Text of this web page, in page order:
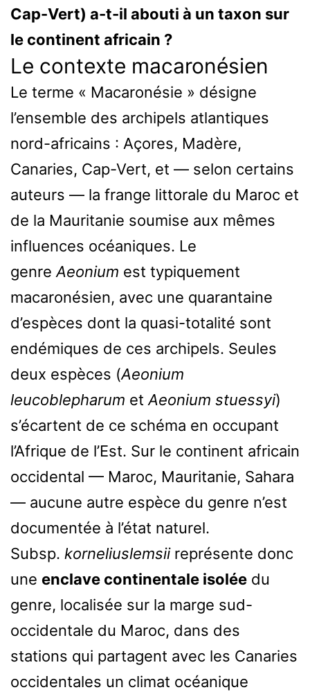
Cap-Vert) a-t-il abouti à un taxon sur
le continent africain ?
Le contexte macaronésien
Le terme « Macaronésie » désigne
l’ensemble des archipels atlantiques
nord-africains : Açores, Madère,
Canaries, Cap-Vert, et — selon certains
auteurs — la frange littorale du Maroc et
de la Mauritanie soumise aux mêmes
influences océaniques. Le
genreAeonium est typiquement
macaronésien, avec une quarantaine
d’espèces dont la quasi-totalité sont
endémiques de ces archipels. Seules
deux espèces (Aeonium
leucoblepharum etAeonium stuessyi)
s’écartent de ce schéma en occupant
l’Afrique de l’Est. Sur le continent africain
occidental — Maroc, Mauritanie, Sahara
— aucune autre espèce du genre n’est
documentée à l’état naturel.
Subsp. korneliuslemsiireprésente donc
une enclave continentale isolée du
genre, localisée sur la marge sud-
occidentale du Maroc, dans des
stations qui partagent avec les Canaries
occidentales un climat océanique